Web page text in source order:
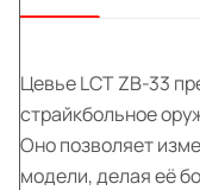
Цевье LCT ZB-33
страйкбольное
Оно позволяет
модели, делая её